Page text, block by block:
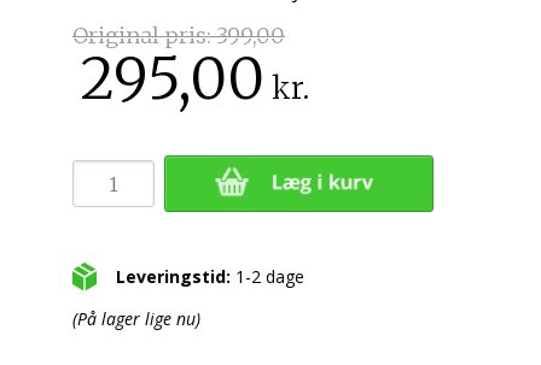
Original pris:399,00
295,00 kr.
Leveringstid: 1-2 dage
(På lager lige nu)